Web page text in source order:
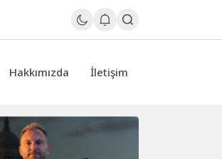
Hakkımızda İletişim